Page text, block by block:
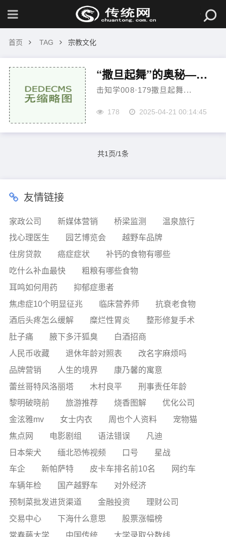
首页 TAG 宗教文化
“撒旦起舞”的奥秘——俄罗斯文学传统中恶魔主题的原型与发展
击知学008·179撒旦起舞...
178 2025-04-21 00:14:45
共1页/1条
友情链接
家政公司 新媒体营销 桥梁监测
温泉旅行
找心理医生
园艺博览会
越野车品牌
住房贷款
癌症症状
补钙的食物有哪些
吃什么补血最快
粗粮有哪些食物
耳鸣如何用药
抑郁症患者
焦虑症10个明显征兆
临床营养师
抗衰老食物
酒后头疼怎么缓解
糜烂性胃炎
整形修复手术
肚子痛
腋下多汗狐臭
白酒招商
人民币收藏
退休年龄对照表
改名字麻烦吗
品牌营销
人生的境界
康乃馨的寓意
蕾丝哥特风洛丽塔
木村良平
刑事责任年龄
黎明破晓前
旅游推荐 烧香图解
优化公司
金泫雅mv
女士内衣 周也个人资料
宠物猫
焦点网
电影剧组 语法错误
凡迪
日本柴犬
缅北恐怖视频 口号
星战
车企
新帕萨特 皮卡车排名前10名
网约车
车辆年检
国产越野车
对外经济
预制菜批发进货渠道
金融投资
理财公司
交易中心
下海什么意思
股票涨幅榜
常春藤大学
中国传统
大学录取分数线